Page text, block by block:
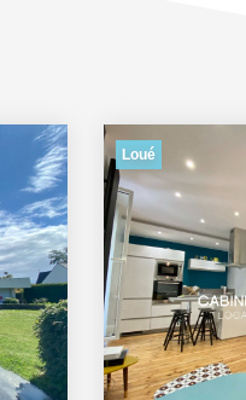
Loué